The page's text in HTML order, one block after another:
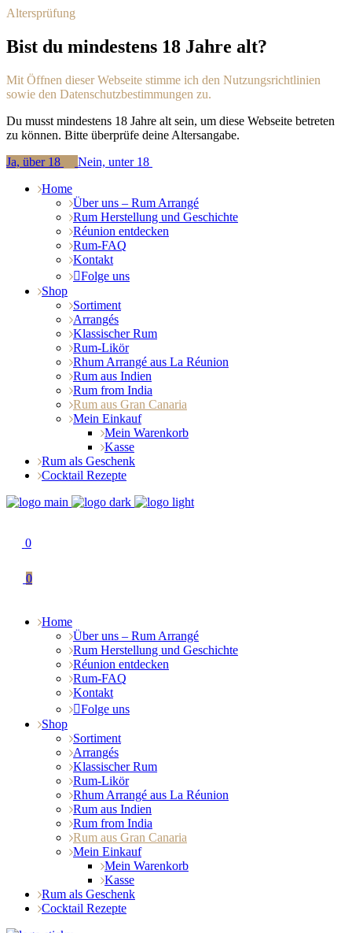
Altersprüfung
Bist du mindestens 18 Jahre alt?
Mit Öffnen dieser Webseite stimme ich den Nutzungsrichtlinien
sowie den Datenschutzbestimmungen zu.
Du musst mindestens 18 Jahre alt sein, um diese Webseite betreten
zu können. Bitte überprüfe deine Altersangabe.
Ja, über 18
Nein, unter 18
Home
Über uns – Rum Arrangé
Rum Herstellung und Geschichte
Réunion entdecken
Rum-FAQ
Kontakt
Folge uns
Shop
Sortiment
Arrangés
Klassischer Rum
Rum-Likör
Rhum Arrangé aus La Réunion
Rum aus Indien
Rum from India
Rum aus Gran Canaria
Mein Einkauf
Mein Warenkorb
Kasse
Rum als Geschenk
Cocktail Rezepte
0
0
Home
Über uns – Rum Arrangé
Rum Herstellung und Geschichte
Réunion entdecken
Rum-FAQ
Kontakt
Folge uns
Shop
Sortiment
Arrangés
Klassischer Rum
Rum-Likör
Rhum Arrangé aus La Réunion
Rum aus Indien
Rum from India
Rum aus Gran Canaria
Mein Einkauf
Mein Warenkorb
Kasse
Rum als Geschenk
Cocktail Rezepte